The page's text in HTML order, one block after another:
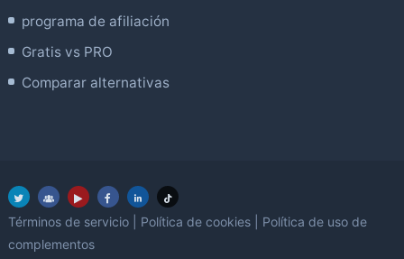
programa de afiliación
Gratis vs PRO
Comparar alternativas
Términos de servicio Política de cookies
Política de uso de
complementos